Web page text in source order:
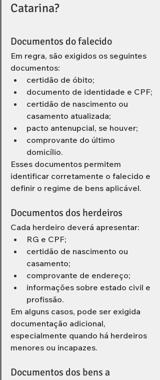
Catarina?
Documentos do falecido
Em regra, são exigidos os seguintes
documentos:
certidão de óbito;
documento de identidade e CPF;
certidão de nascimento ou
casamento atualizada;
pacto antenupcial, se houver;
comprovante do último
domicílio.
Esses documentos permitem
identificar corretamente o falecido e
definir o regime de bens aplicável.
Documentos dos herdeiros
Cada herdeiro deverá apresentar:
RG e CPF;
certidão de nascimento ou
casamento;
comprovante de endereço;
informações sobre estado civil e
profissão.
Em alguns casos, pode ser exigida
documentação adicional,
especialmente quando há herdeiros
menores ou incapazes.
Documentos dos bens a